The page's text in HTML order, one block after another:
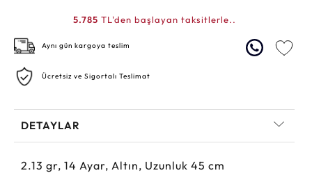
5.785 TL'den başlayan taksitlerle..
Aynı gün kargoya teslim
Ücretsiz ve Sigortalı Teslimat
DETAYLAR
2.13 gr, 14 Ayar, Altın, Uzunluk 45 cm